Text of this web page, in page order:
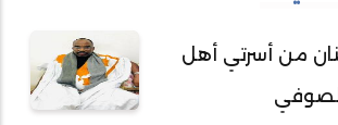
من أسرتي أهل